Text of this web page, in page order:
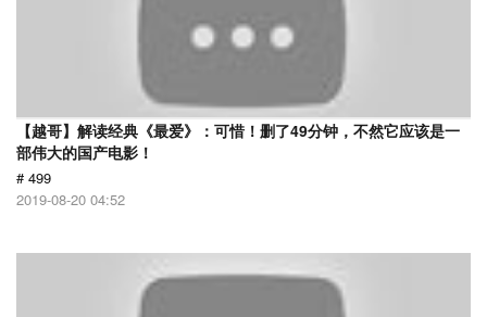
【越哥】解读经典《最爱》：可惜！删了49分钟，不然它应该是一
部伟大的国产电影！
# 499
2019-08-20 04:52